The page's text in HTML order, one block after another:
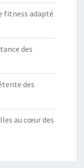
fitness adapté
des
des
au cœur des